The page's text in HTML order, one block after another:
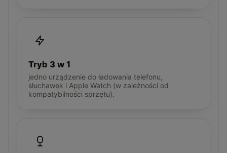
Tryb 3 w 1
jedno urządzenie do ładowania telefonu,
słuchawek i Apple Watch (w zależności od
kompatybilności sprzętu).